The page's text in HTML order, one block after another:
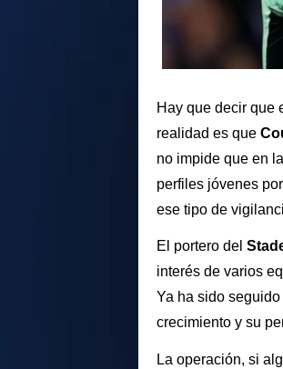
Hay que decir que
realidad es que
no impide que en
perfiles jóvenes
ese tipo de
El portero del
interés de varios
Ya ha sido
crecimiento y su
La operación, si